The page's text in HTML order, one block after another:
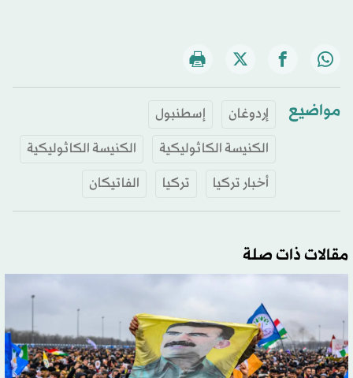
مواضيع إردوغان
إسطنبول
الكنيسة الكاثوليكية
الكنيسة الكاثوليكية
أخبار تركيا
تركيا الفاتيكان
مقالات ذات صلة